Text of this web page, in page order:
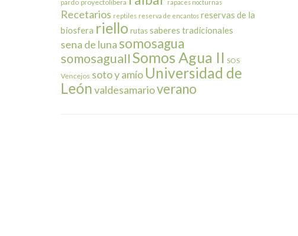
pardo proyectolibera rapaces nocturnas
Recetarios reptiles reserva de encantos reservas de la
biosfera riello rutassaberes tradicionales
sena de luna somosagua
somosaguaIISomos Agua II SOS
Vencejos soto y amío Universidad de
Leónvaldesamarioverano